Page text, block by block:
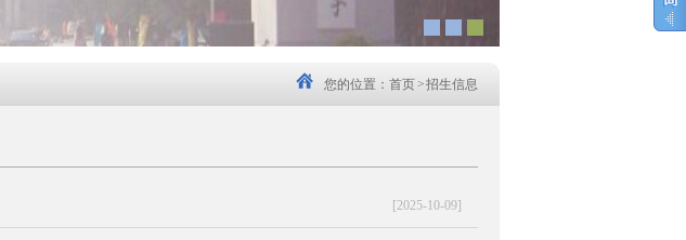
您的位置： 首页>招生信息
[2025-10-09]